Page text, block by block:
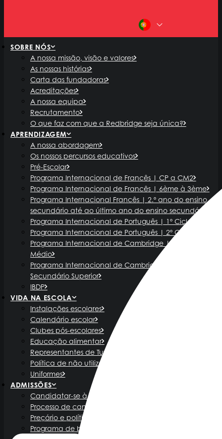
SOBRE NÓS
A nossa missão, visão e valores
As nossas histórias
Carta das fundadoras
Acreditações
A nossa equipa
Recrutamento
O que faz com que a Redbridge seja única?
APRENDIZAGEM
A nossa abordagem
Os nossos percursos educativos
Pré-Escolar
Programa Internacional de Francês | CP a CM2
Programa Internacional de Francês | 6ème à 3ème
Programa Internacional Francês | 2.º ano do ensino
secundário até ao último ano do ensino secundário
Programa Internacional de Português | 1º Ciclo
Programa Internacional de Português | 2º Ciclo
Programa Internacional de Cambridge | Ensino
Médio
Programa Internacional de Cambridge | Ensino
Secundário Superior
IBDP
VIDA NA ESCOLA
Instalações escolares
Calendário escolar
Clubes pós-escolares
Educação alimentar
Representantes de Turma
Política de não utilização do telefone
Uniformes
ADMISSÕES
Candidatar-se à Redbridge International School
Processo de candidatura
Preçário e política de admissão
Programa de bolsas de estudo Redbridge
PT